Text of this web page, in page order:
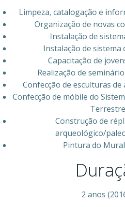
Limpeza, catalogação e
Organização de novas
Instalação de
Instalação de sistema
Capacitação de
Realização de
Confecção de esculturas
Confecção de móbile do
Construção de
arqueológico/
Pintura do Mural
2 anos